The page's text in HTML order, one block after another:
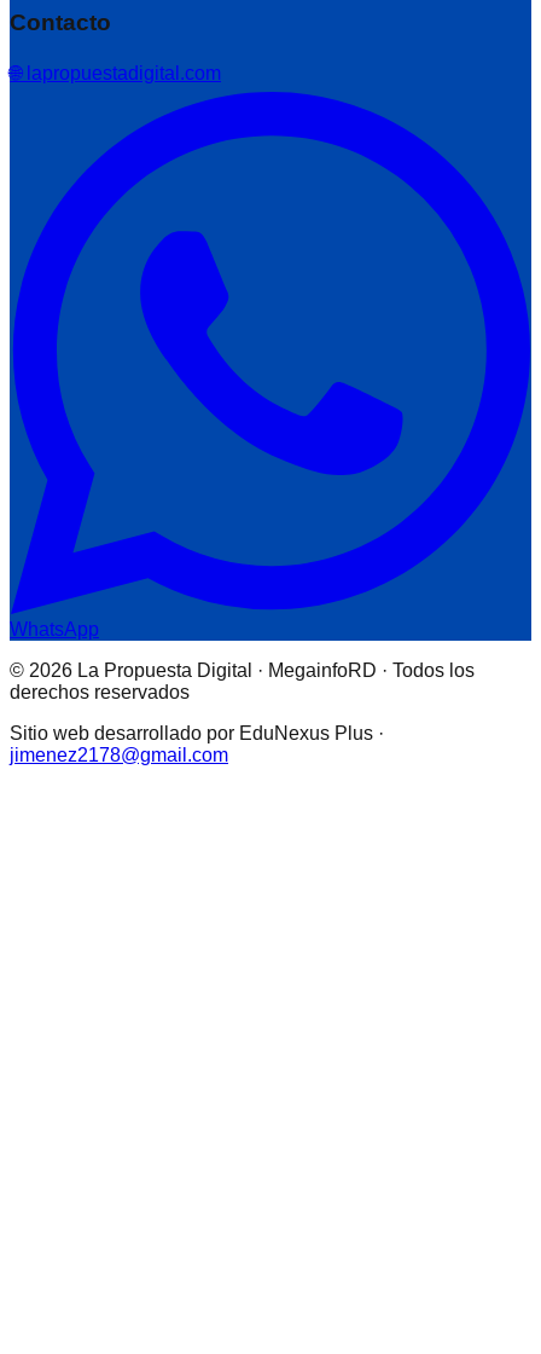
Contacto
🌐 lapropuestadigital.com
WhatsApp
© 2026 La Propuesta Digital · MegainfoRD · Todos los
derechos reservados
Sitio web desarrollado por EduNexus Plus ·
jimenez2178@gmail.com